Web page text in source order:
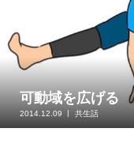
可動域を広げる
2014.12.09 共生話